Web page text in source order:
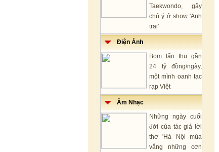
Taekwondo, gây
chú ý ở show 'Anh
trai'
Điện Ảnh
Bom tấn thu gần
24 tỷ đồng/ngày,
một mình oanh tạc
rạp Việt
Âm Nhạc
Những ngày cuối
đời của tác giả lời
thơ 'Hà Nội mùa
vắng những cơn